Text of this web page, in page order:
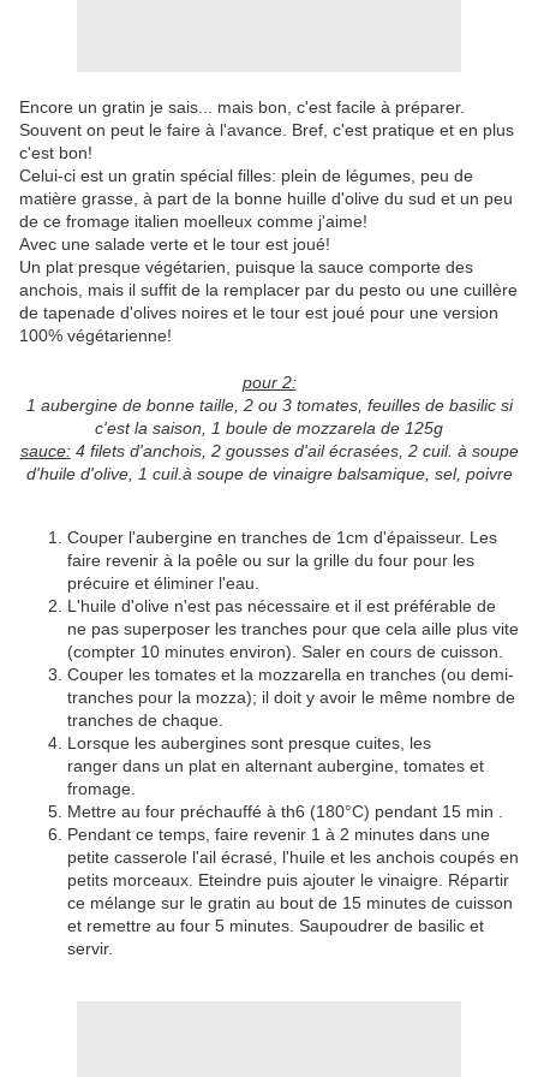
Encore un gratin je sais... mais bon, c'est facile à préparer.
Souvent on peut le faire à l'avance. Bref, c'est pratique et en plus
c'est bon!
Celui-ci est un gratin spécial filles: plein de légumes, peu de
matière grasse, à part de la bonne huille d'olive du sud et un peu
de ce fromage italien moelleux comme j'aime!
Avec une salade verte et le tour est joué!
Un plat presque végétarien, puisque la sauce comporte des
anchois, mais il suffit de la remplacer par du pesto ou une cuillère
de tapenade d'olives noires et le tour est joué pour une version
100% végétarienne!
pour 2:
1 aubergine de bonne taille, 2 ou 3 tomates, feuilles de basilic si
c'est la saison,
1 boule de mozzarela de 125g
sauce:4 filets d'anchois, 2 gousses d'ail écrasées, 2 cuil. à soupe
d'huile d'olive, 1 cuil.à soupe de vinaigre balsamique, sel, poivre
Couper l'aubergine en tranches de 1cm d'épaisseur. Les
faire revenir à la poêle ou sur la grille du four pour les
précuire et éliminer l'eau.
L'huile d'olive n'est pas nécessaire et il est préférable de
ne pas superposer les tranches pour que cela aille plus vite
(compter 10 minutes environ). Saler en cours de cuisson.
Couper les tomates et la mozzarella en tranches (ou demi-
tranches pour la mozza); il doit y avoir le même nombre de
tranches de chaque.
Lorsque les aubergines sont presque cuites, les
ranger dans un plat en alternant aubergine, tomates et
fromage.
Mettre au four préchauffé à th6 (180°C) pendant 15 min .
Pendant ce temps, faire revenir 1 à 2 minutes dans une
petite casserole l'ail écrasé, l'huile et les anchois coupés en
petits morceaux. Eteindre puis ajouter le vinaigre. Répartir
ce mélange sur le gratin au bout de 15 minutes de cuisson
et remettre au four 5 minutes. Saupoudrer de basilic et
servir.